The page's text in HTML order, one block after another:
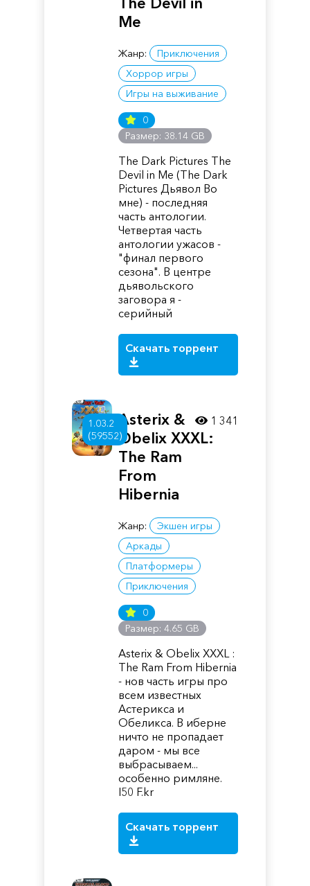
Me
Жанр:
Приключения
Хоррор игры
Игры на выживание
0
Размер: 38.14 GB
The Dark Pictures The
Devil in Me (The Dark
Pictures Дьявол Во
мне) - последняя
часть антологии.
Четвертая часть
антологии ужасов -
"финал первого
сезона". В центре
дьявольского
заговора я -
серийный
Скачать торрент
1.03.2
(59552)
Asterix &
Obelix XXXL:
The Ram
From
Hibernia
Жанр:
Экшен игры
Аркады
Платформеры
Приключения
0
Размер: 4.65 GB
Asterix & Obelix XXXL :
The Ram From Hibernia
- нов часть игры про
всем известных
Астерикса и
Обеликса. В иберне
ничто не пропадает
даром - мы все
выбрасываем...
особенно римляне.
I50 F.kr
Скачать торрент
1 341